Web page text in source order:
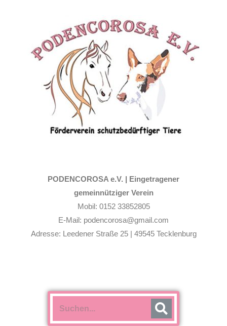
PODENCOROSA e.V. | Eingetragener
gemeinnütziger Verein
Mobil: 0152 33852805
E-Mail: podencorosa@gmail.com
Adresse: Leedener Straße 25 | 49545 Tecklenburg